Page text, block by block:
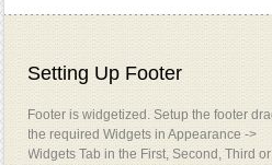
Setting Up Footer
Footer is widgetized. Setup the footer
the required Widgets in Appearance ->
Widgets Tab in the First, Second, Third or